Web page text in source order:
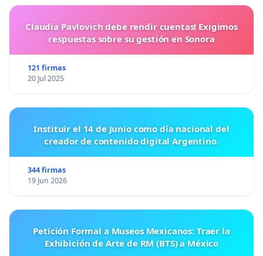
Claudia Pavlovich debe rendir cuentas! Exigimos
respuestas sobre su gestión en Sonora
121 firmas
20 Jul 2025
Instituir el 14 de Junio como día nacional del
creador de contenido digital Argentino.
344 firmas
19 Jun 2026
Petición Formal a Museos Mexicanos: Traer la
Exhibición de Arte de RM (BTS) a México